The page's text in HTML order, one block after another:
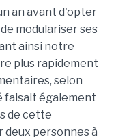
an avant d'opter
modulariser ses
ainsi notre
plus rapidement
selon
faisait également
de cette
deux personnes à